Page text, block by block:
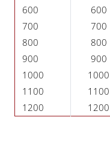
600
600
700
700
800
800
900
900
1000
1000
1100
1100
1200
1200